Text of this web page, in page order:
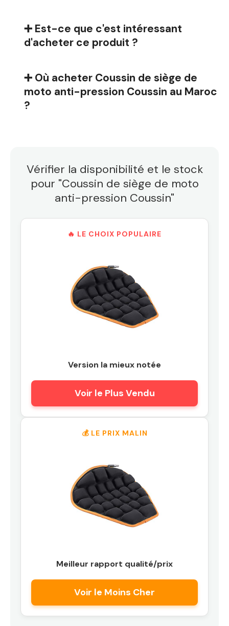
➕ Est-ce que c'est intéressant
d'acheter ce produit ?
➕ Où acheter Coussin de siège de
moto anti-pression Coussin au Maroc
?
Vérifier la disponibilité et le stock
pour "Coussin de siège de moto
anti-pression Coussin"
🔥 LE CHOIX POPULAIRE
Version la mieux notée
Voir le Plus Vendu
💰 LE PRIX MALIN
Meilleur rapport qualité/prix
Voir le Moins Cher